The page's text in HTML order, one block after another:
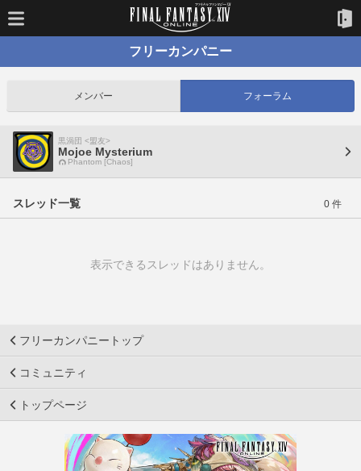
フリーカンパニー
メンバー フォーラム
黒渦団 <盟友>
Mojoe Mysterium
Phantom [Chaos]
スレッド一覧 0 件
表示できるスレッドはありません。
フリーカンパニートップ
コミュニティ
トップページ